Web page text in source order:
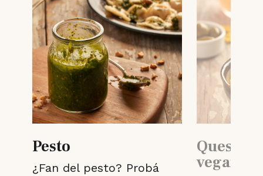
Pesto
¿Fan del pesto? Probá
Queso
vegano